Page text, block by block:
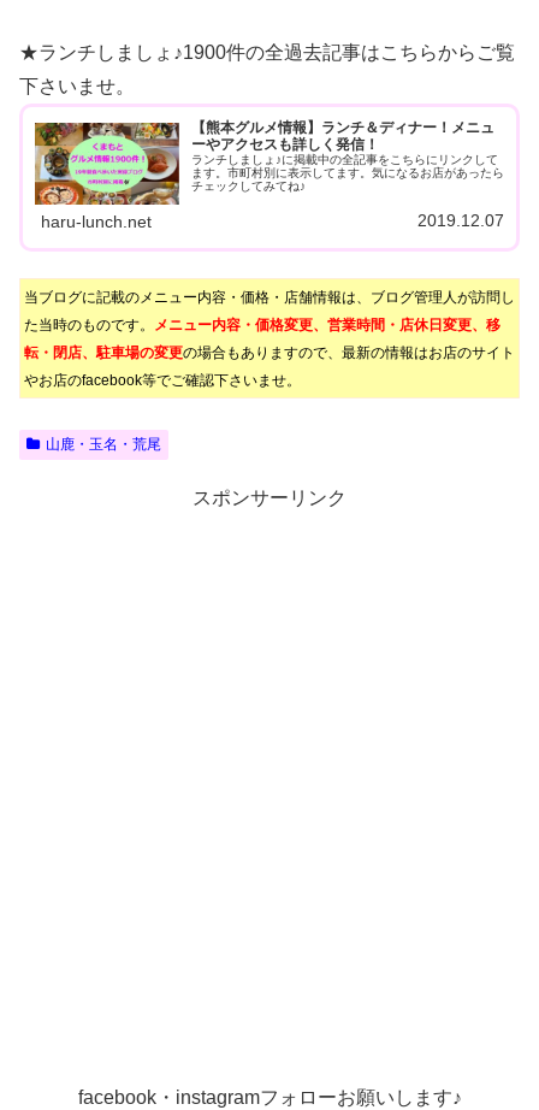
★ランチしましょ♪1900件の全過去記事はこちらからご覧
下さいませ。
【熊本グルメ情報】ランチ＆ディナー！メニュ
ーやアクセスも詳しく発信！
ランチしましょ♪に掲載中の全記事をこちらにリンクして
ます。市町村別に表示してます。気になるお店があったら
チェックしてみてね♪
haru-lunch.net 2019.12.07
当ブログに記載のメニュー内容・価格・店舗情報は、ブログ管理人が訪問し
た当時のものです。 メニュー内容・価格変更、営業時間・店休日変更、移
転・閉店、駐車場の変更の場合もありますので、最新の情報はお店のサイト
やお店のfacebook等でご確認下さいませ。
山鹿・玉名・荒尾
スポンサーリンク
facebook・instagramフォローお願いします♪